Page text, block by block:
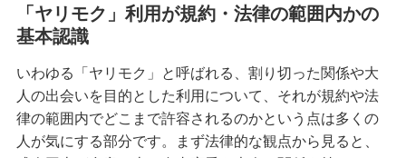
「ヤリモク」利用が規約・法律の範囲内かの
基本認識
いわゆる「ヤリモク」と呼ばれる、割り切った関係や大
人の出会いを目的とした利用について、それが規約や法
律の範囲内でどこまで許容されるのかという点は多くの
人が気にする部分です。まず法律的な観点から見ると、